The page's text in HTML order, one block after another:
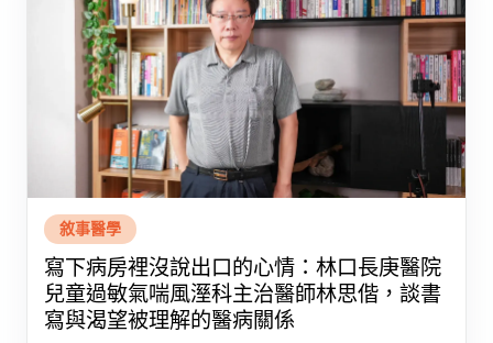
敘事醫學
寫下病房裡沒說出口的心情：林口長庚醫院
兒童過敏氣喘風溼科主治醫師林思偕，談書
寫與渴望被理解的醫病關係